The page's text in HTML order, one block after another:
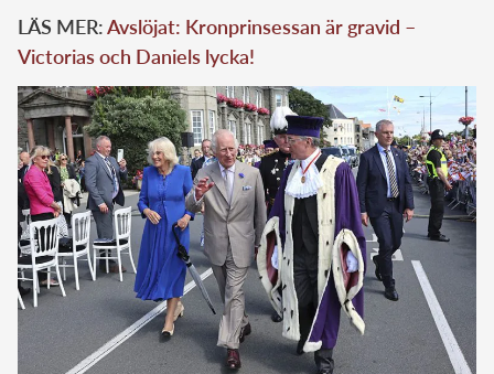
LÄS MER:Avslöjat: Kronprinsessan är gravid –
Victorias och Daniels lycka!